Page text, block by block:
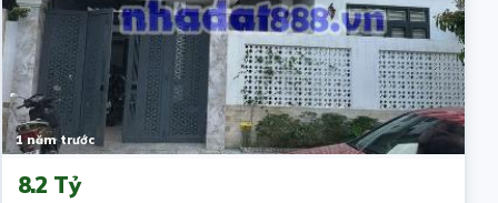
1 năm trước
8.2 Tỷ